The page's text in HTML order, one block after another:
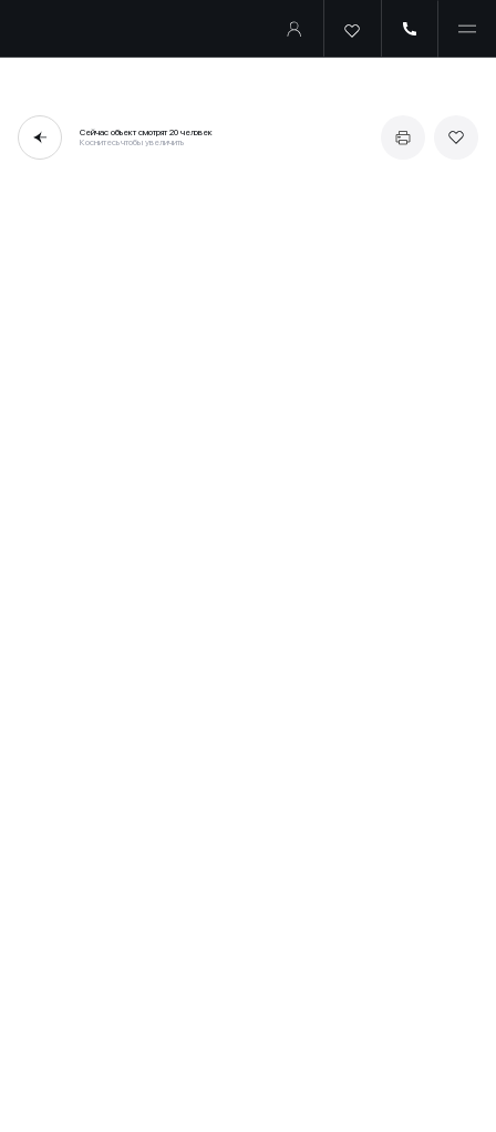
Сейчас объект смотрят20 человек
Коснитесь чтобы увеличить